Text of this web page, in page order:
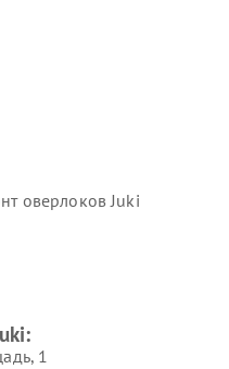
оверлоков Juki
1